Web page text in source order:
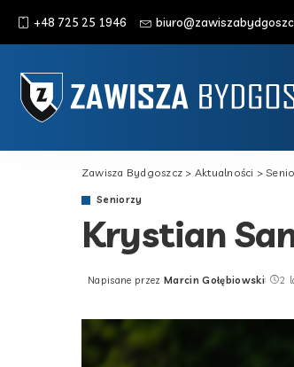
+48 725 25 1946
Zawisza Bydgoszcz > Aktualności >
Seniorzy
Krystian
Posted
Napisane przez Marcin Gołębiowski 2